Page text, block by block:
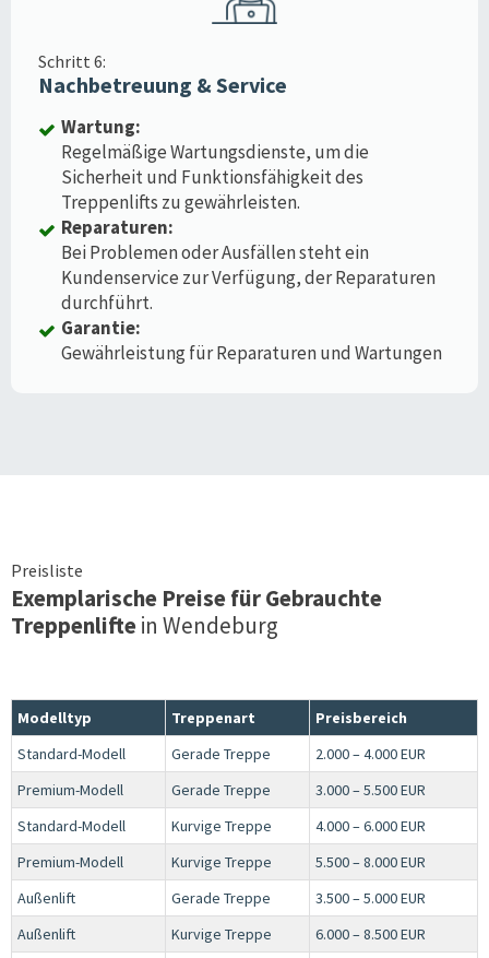
Schritt 6:
Nachbetreuung & Service
Wartung:
Regelmäßige Wartungsdienste, um die
Sicherheit und Funktionsfähigkeit des
Treppenlifts zu gewährleisten.
Reparaturen:
Bei Problemen oder Ausfällen steht ein
Kundenservice zur Verfügung, der Reparaturen
durchführt.
Garantie:
Gewährleistung für Reparaturen und Wartungen
Preisliste
Exemplarische Preise für Gebrauchte
Treppenliftein Wendeburg
Modelltyp Treppenart
Preisbereich
Standard-Modell
Gerade Treppe
2.000 – 4.000 EUR
Premium-Modell
Gerade Treppe
3.000 – 5.500 EUR
Standard-Modell
Kurvige Treppe
4.000 – 6.000 EUR
Premium-Modell
Kurvige Treppe
5.500 – 8.000 EUR
Außenlift
Gerade Treppe
3.500 – 5.000 EUR
Außenlift
Kurvige Treppe
6.000 – 8.500 EUR